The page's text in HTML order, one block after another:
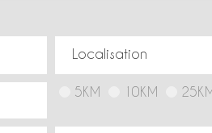
5KM 10KM